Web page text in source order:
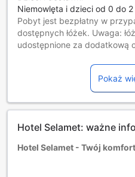
Niemowlęta i dzieci od 0 do
Pobyt jest bezpłatny w
dostępnych łóżek. Uwaga:
udostępnione za dodatkową
Darmowy pobyt na
Goście w wieku 13 lat i starsi
Dostępność dodatkowych
szczegółowymi informacjami
różne regulaminy i
Pokaż
Hotel Selamet: ważne
Hotel Selamet - Twój